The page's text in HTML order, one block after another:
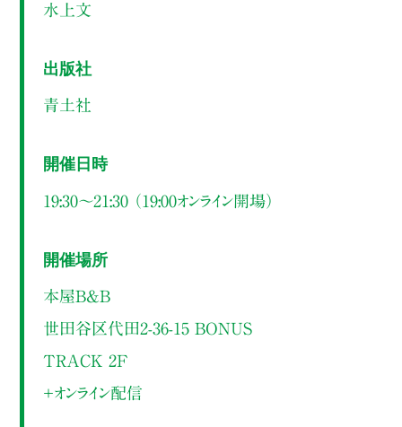
水上文
出版社
青土社
開催日時
19:30～21:30 （19:00オンライン開場）
開催場所
本屋B&B
世田谷区代田2-36-15 BONUS
TRACK 2F
＋オンライン配信